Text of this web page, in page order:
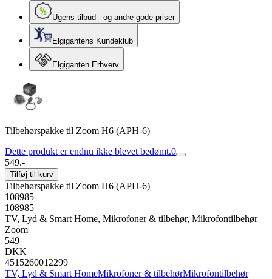
Ugens tilbud - og andre gode priser
Elgigantens Kundeklub
Elgiganten Erhverv
Tilbehørspakke til Zoom H6 (APH-6)
Dette produkt er endnu ikke blevet bedømt.0
549.-
Tilføj til kurv
Tilbehørspakke til Zoom H6 (APH-6)
108985
108985
TV, Lyd & Smart Home, Mikrofoner & tilbehør, Mikrofontilbehør
Zoom
549
DKK
4515260012299
TV, Lyd & Smart HomeMikrofoner & tilbehørMikrofontilbehør